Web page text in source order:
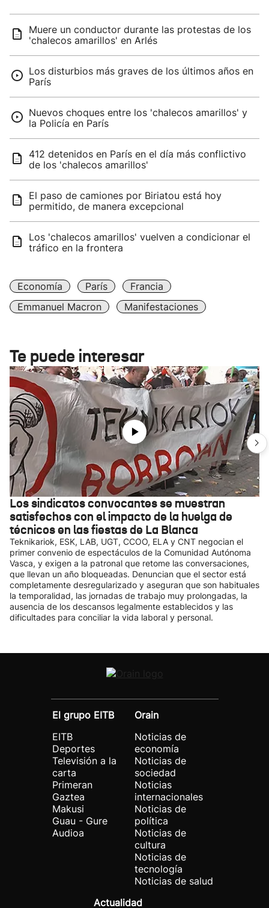
Muere un conductor durante las protestas de los
'chalecos amarillos' en Arlés
Los disturbios más graves de los últimos años en
París
Nuevos choques entre los 'chalecos amarillos' y
la Policía en París
412 detenidos en París en el día más conflictivo
de los 'chalecos amarillos'
El paso de camiones por Biriatou está hoy
permitido, de manera excepcional
Los 'chalecos amarillos' vuelven a condicionar el
tráfico en la frontera
Economía París
Francia
Emmanuel Macron
Manifestaciones
Te puede interesar
Los sindicatos convocantes se muestran
satisfechos con el impacto de la huelga de
técnicos en las fiestas de La Blanca
Teknikariok, ESK, LAB, UGT, CCOO, ELA y CNT negocian el
primer convenio de espectáculos de la Comunidad Autónoma
Vasca, y exigen a la patronal que retome las conversaciones,
que llevan un año bloqueadas. Denuncian que el sector está
completamente desregularizado y aseguran que son habituales
la temporalidad, las jornadas de trabajo muy prolongadas, la
ausencia de los descansos legalmente establecidos y las
dificultades para conciliar la vida laboral y personal.
El grupo EITB
EITB
Deportes
Televisión a la
carta
Primeran
Gaztea
Makusi
Guau - Gure
Audioa
Orain
Noticias de
economía
Noticias de
sociedad
Noticias
internacionales
Noticias de
política
Noticias de
cultura
Noticias de
tecnología
Noticias de salud
Actualidad